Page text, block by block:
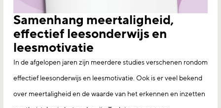
Samenhang meertaligheid,
effectief leesonderwijs en
leesmotivatie
In de afgelopen jaren zijn meerdere studies verschenen rondom
effectief leesonderwijs en leesmotivatie. Ook is er veel bekend
over meertaligheid en de waarde van het erkennen en inzetten